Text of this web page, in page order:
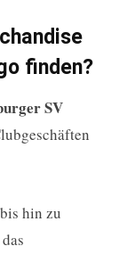
finden?
SV
hin zu